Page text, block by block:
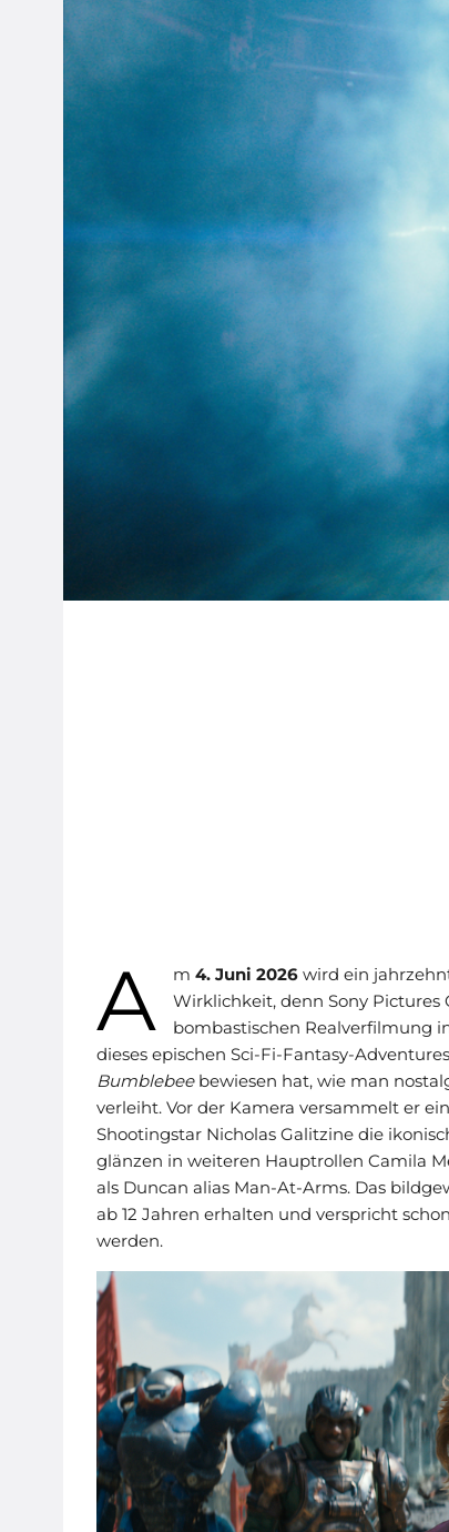
A m 4. Juni 2026 wird ein
Wirklichkeit, denn Sony
bombastischen Realverfilmung
dieses epischen Sci-Fi-Fantasy-
Bumblebeebewiesen hat, wie man
verleiht. Vor der Kamera versammelt er
Shootingstar Nicholas Galitzine die
glänzen in weiteren Hauptrollen Camila
als Duncan alias Man-At-Arms. Das
ab 12 Jahren erhalten und verspricht
werden.